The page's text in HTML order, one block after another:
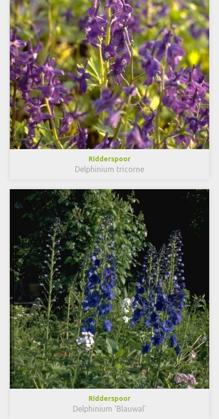
Ridderspoor
Delphinium tricorne
Ridderspoor
Delphinium 'Blauwal'